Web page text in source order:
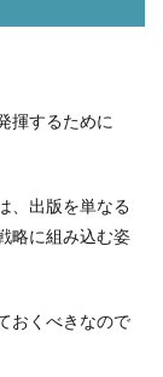
揮するために
、出版を単なる
略に組み込む姿
おくべきなので